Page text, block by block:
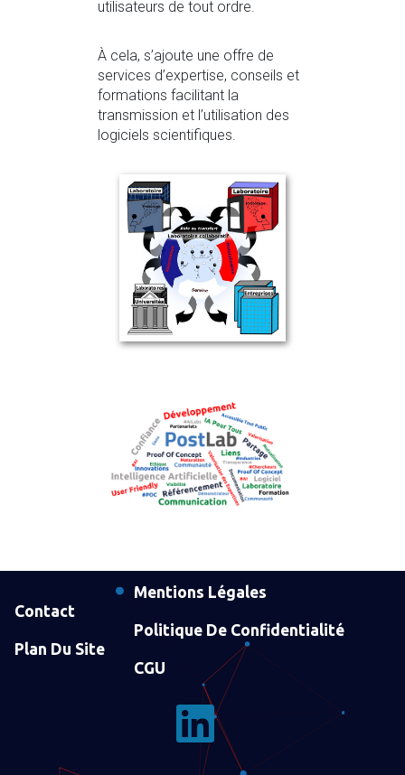
utilisateurs de tout ordre.
À cela, s’ajoute une offre de
services d’expertise, conseils et
formations facilitant la
transmission et l’utilisation des
logiciels scientifiques.
Contact
Plan Du Site
Mentions Légales
Politique De Confidentialité
CGU